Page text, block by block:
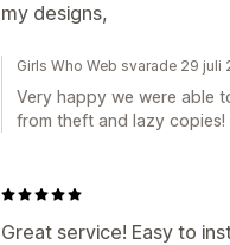
my designs,
Girls Who Web svarade 29 juli
Very happy we were able
from theft and lazy copies!
Great service! Easy to